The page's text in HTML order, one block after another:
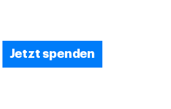
Jetzt spenden